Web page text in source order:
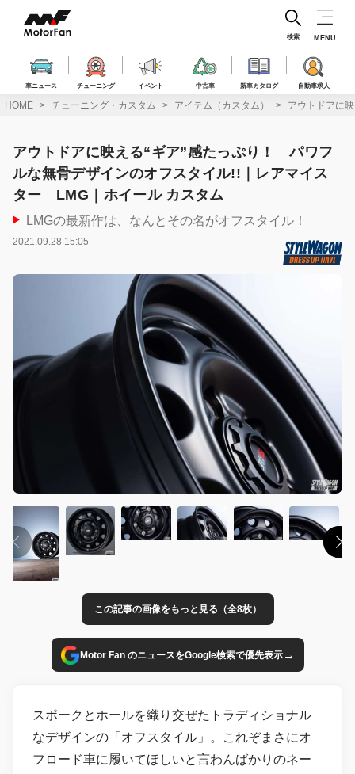
ス
車ニュース チューニング イベント 中古車 新車カタログ 自動車求人
検索 MENU
HOME チューニング・カスタム アイテム（カスタム） アウトドアに
アウトドアに映える“ギア”感たっぷり！ パワフ
ルな無骨デザインのオフスタイル!!｜レアマイス
ター LMG｜ホイール カスタム
LMGの最新作は、なんとその名がオフスタイル！
2021.09.28 15:05
この記事の画像をもっと見る（全8枚）
Motor Fan のニュースをGoogle検索で優先表示→
スポークとホールを織り交ぜたトラディショナル
なデザインの「オフスタイル」。これぞまさにオ
フロード車に履いてほしいと言わんばかりのネー